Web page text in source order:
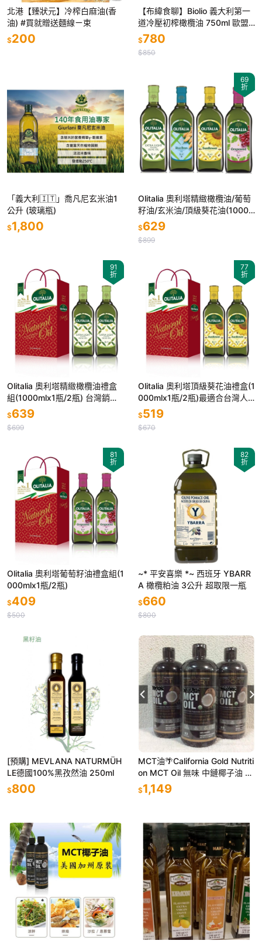
北港【臻狀元】冷榨白麻油(香
油) #買就贈送麵線ㄧ束
$200
【布緯食聊】Biolio 義大利第一
道冷壓初榨橄欖油 750ml 歐盟
認證
$780
$850
「義大利🇮🇹」喬凡尼玄米油1
公升 (玻璃瓶)
$1,800
69
折
Olitalia 奧利塔精緻橄欖油/葡萄
籽油/玄米油/頂級葵花油(1000
ml)4種口味可選
$629
$899
91
折
Olitalia 奧利塔精緻橄欖油禮盒
組(1000mlx1瓶/2瓶) 台灣銷售
第1
$639
$699
77
折
Olitalia 奧利塔頂級葵花油禮盒(1
000mlx1瓶/2瓶)最適合台灣人
的大火快炒烹調方式 耐高溫
$519
$670
81
折
Olitalia 奧利塔葡萄籽油禮盒組(1
000mlx1瓶/2瓶)
$409
$500
82
折
~* 平安喜樂 *~ 西班牙 YBARR
A 橄欖粕油 3公升 超取限一瓶
$660
$800
[預購] MEVLANA NATURMÜH
LE德國100%黑孜然油 250ml
$800
MCT油🌴California Gold Nutriti
on MCT Oil 無味 中鏈椰子油 9
46ml 生酮 中鏈油
$1,149